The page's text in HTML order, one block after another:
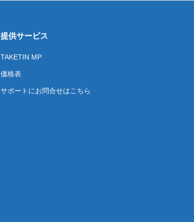
提供サービス
TAKETIN MP
価格表
サポートにお問合せはこちら